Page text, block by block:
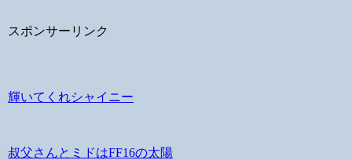
スポンサーリンク
輝いてくれシャイニー
叔父さんとミドはFF16の太陽